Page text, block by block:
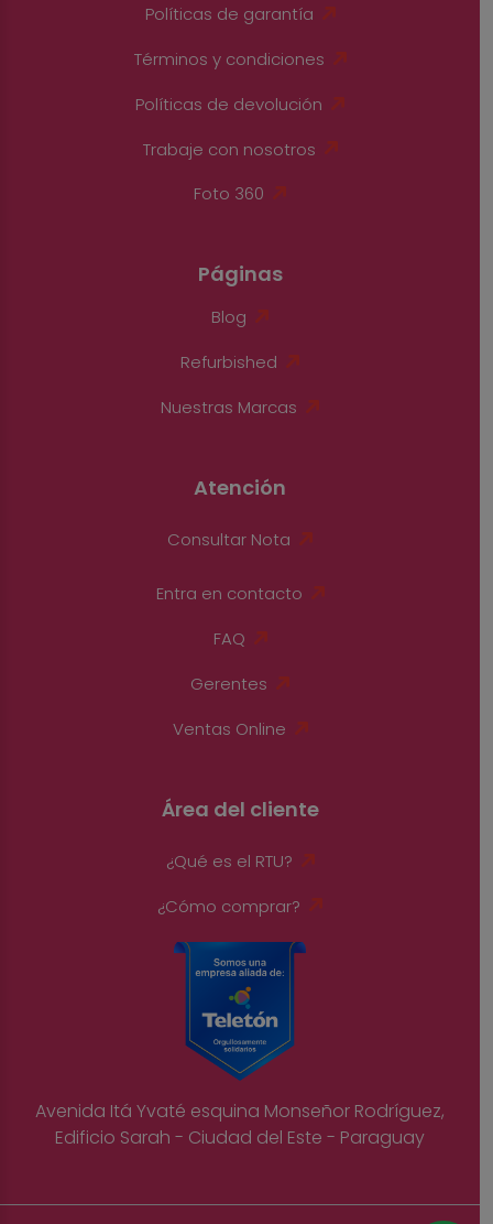
Políticas de garantía
Términos y condiciones
Políticas de devolución
Trabaje con nosotros
Foto 360
Páginas
Blog
Refurbished
Nuestras Marcas
Atención
Consultar Nota
Entra en contacto
FAQ
Gerentes
Ventas Online
Área del cliente
¿Qué es el RTU?
¿Cómo comprar?
Avenida Itá Yvaté esquina Monseñor Rodríguez,
Edificio Sarah - Ciudad del Este - Paraguay